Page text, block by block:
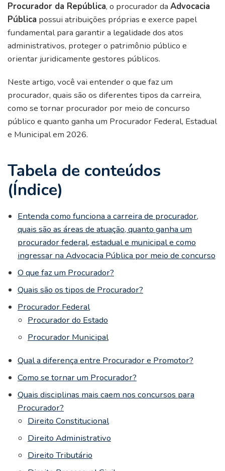
Procurador da República, o procurador da Advocacia
Pública possui atribuições próprias e exerce papel
fundamental para garantir a legalidade dos atos
administrativos, proteger o patrimônio público e
orientar juridicamente gestores públicos.
Neste artigo, você vai entender o que faz um
procurador, quais são os diferentes tipos da carreira,
como se tornar procurador por meio de concurso
público e quanto ganha um Procurador Federal, Estadual
e Municipal em 2026.
Tabela de conteúdos
(Índice)
Entenda como funciona a carreira de procurador,
quais são as áreas de atuação, quanto ganha um
procurador federal, estadual e municipal e como
ingressar na Advocacia Pública por meio de concurso
O que faz um Procurador?
Quais são os tipos de Procurador?
Procurador Federal
Procurador do Estado
Procurador Municipal
Qual a diferença entre Procurador e Promotor?
Como se tornar um Procurador?
Quais disciplinas mais caem nos concursos para
Procurador?
Direito Constitucional
Direito Administrativo
Direito Tributário